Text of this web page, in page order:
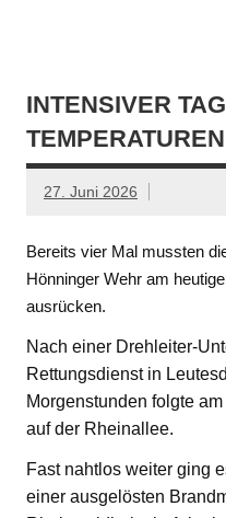
INTENSIVER
TEMPERATUREN
27. Juni 2026
Bereits vier Mal mussten
Hönninger Wehr am
ausrücken.
Nach einer Drehleiter-
Rettungsdienst in
Morgenstunden folgte
auf der Rheinallee.
Fast nahtlos weiter ging
einer ausgelösten